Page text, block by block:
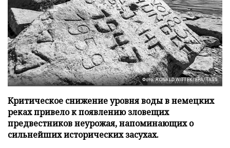
Фото: RONALD WITTEK/EPA/TASS
Критическое снижение уровня воды в немецких
реках привело к появлению зловещих
предвестников неурожая, напоминающих о
сильнейших исторических засухах.